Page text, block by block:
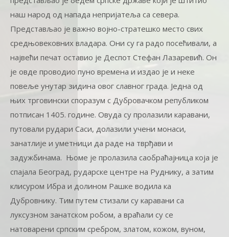
наш народ од напада непријатеља са севера.
Представљао је важно војно-стратешко место свих
средњовековних владара. Они су га радо посећивали, а
највећи печат оставио је Деспот Стефан Лазаревић. Он
је овде проводио пуно времена и издао је и неке
повеље унутар зидина овог славног града. Једна од
њих трговински споразум с Дубровачком републиком
потписан 1405. године. Овуда су пролазили каравани,
путовали рудари Саси, долазили учени монаси,
занатлије и уметници да раде на тврђави и
задужбинама. Њоме је пролазила саобраћајница која је
спајала Београд, рударске центре на Руднику, а затим
клисуром Ибра и долином Рашке водила ка
Дубровнику. Тим путем стизали су каравани са
луксузном занатском робом, а враћали су се
натоварени српским сребром, златом, кожом, вуном,